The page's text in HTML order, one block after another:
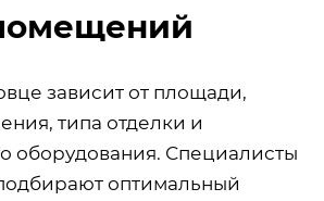
зависит от площади,
типа отделки и
оборудования. Специалисты
оптимальный